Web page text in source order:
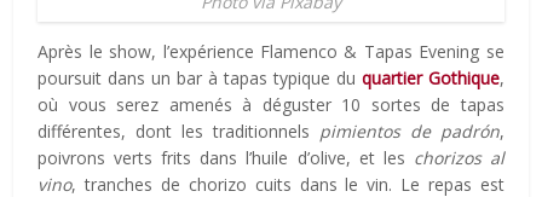
Après le show, l’expérience Flamenco & Tapas Evening se
poursuit dans un bar à tapas typique du quartier Gothique,
où vous serez amenés à déguster 10 sortes de tapas
différentes, dont les traditionnels pimientos de padrón,
poivrons verts frits dans l’huile d’olive, et les chorizos al
vino, tranches de chorizo cuits dans le vin. Le repas est